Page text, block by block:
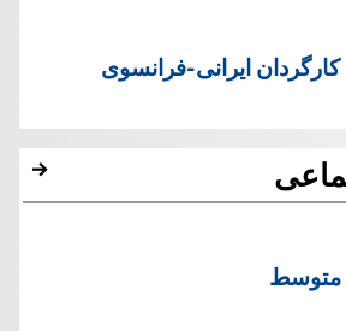
ایرانی-فرانسوی
متوسط